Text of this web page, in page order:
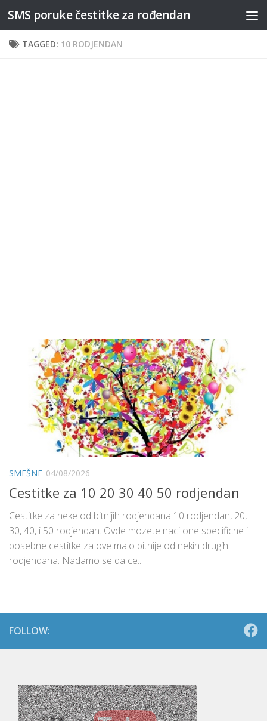
Skip to content
SMS poruke čestitke za rođendan
TAGGED: 10 RODJENDAN
SMEŠNE 04/08/2026
Cestitke za 10 20 30 40 50 rodjendan
Cestitke za neke od bitnijih rodjendana 10 rodjendan, 20,
30, 40, i 50 rodjendan. Ovde mozete naci one specificne i
posebne cestitke za ove malo bitnije od nekih drugih
rodjendana. Nadamo se da ce...
FOLLOW: